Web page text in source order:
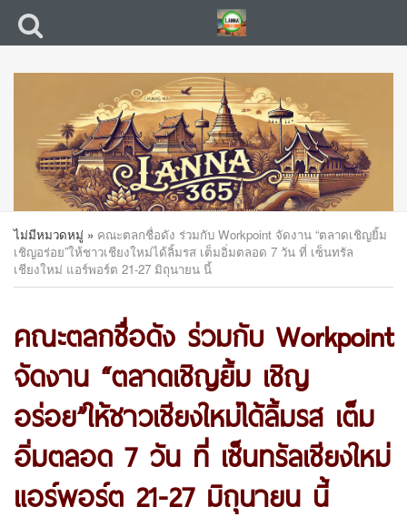
ไม่มีหมวดหมู่ » คณะตลกชื่อดัง ร่วมกับ Workpoint จัดงาน “ตลาดเชิญยิ้ม
เชิญอร่อย”ให้ชาวเชียงใหม่ได้ลิ้มรส เต็มอิ่มตลอด 7 วัน ที่ เซ็นทรัล
เชียงใหม่ แอร์พอร์ต 21-27 มิถุนายน นี้
คณะตลกชื่อดัง ร่วมกับ Workpoint
จัดงาน “ตลาดเชิญยิ้ม เชิญ
อร่อย”ให้ชาวเชียงใหม่ได้ลิ้มรส เต็ม
อิ่มตลอด 7 วัน ที่ เซ็นทรัลเชียงใหม่
แอร์พอร์ต 21-27 มิถุนายน นี้